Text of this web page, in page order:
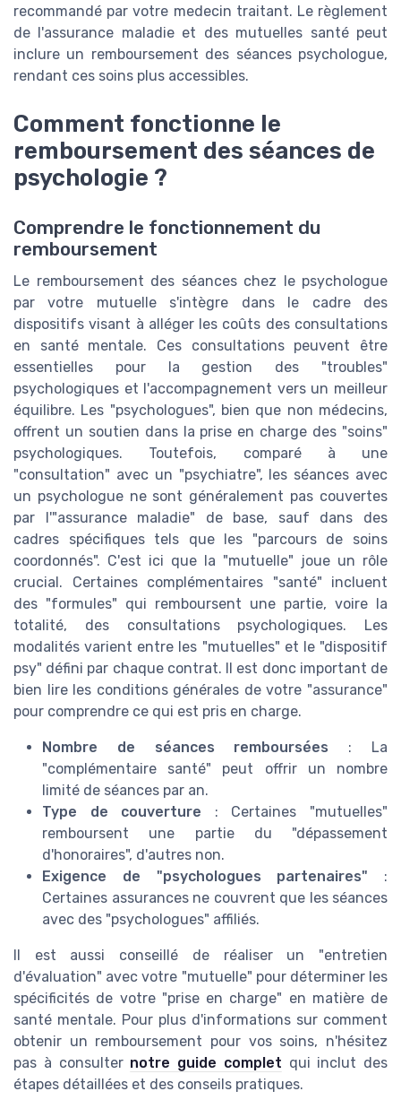
recommandé par votre medecin traitant. Le règlement
de l'assurance maladieet des mutuelles santépeut
inclure un remboursement des séances psychologue,
rendant ces soins plus accessibles.
Comment fonctionne le
remboursement des séances de
psychologie ?
Comprendre le fonctionnement du
remboursement
Le remboursement des séances chez le psychologue
par votre mutuelle s'intègre dans le cadre des
dispositifs visant à alléger les coûts des consultations
en santé mentale. Ces consultations peuvent être
essentielles pour la gestion des "troubles"
psychologiques et l'accompagnement vers un meilleur
équilibre. Les "psychologues", bien que non médecins,
offrent un soutien dans la prise en charge des "soins"
psychologiques. Toutefois, comparé à une
"consultation" avec un "psychiatre", les séances avec
un psychologue ne sont généralement pas couvertes
par l'"assurance maladie" de base, sauf dans des
cadres spécifiques tels que les "parcours de soins
coordonnés". C'est ici que la "mutuelle" joue un rôle
crucial. Certaines complémentaires "santé" incluent
des "formules" qui remboursent une partie, voire la
totalité, des consultations psychologiques. Les
modalités varient entre les "mutuelles" et le "dispositif
psy" défini par chaque contrat. Il est donc important de
bien lire les conditions générales de votre "assurance"
pour comprendre ce qui est pris en charge.
Nombre de séances remboursées : La
"complémentaire santé" peut offrir un nombre
limité de séances par an.
Type de couverture : Certaines "mutuelles"
remboursent une partie du "dépassement
d'honoraires", d'autres non.
Exigence de "psychologues partenaires" :
Certaines assurances ne couvrent que les séances
avec des "psychologues" affiliés.
Il est aussi conseillé de réaliser un "entretien
d'évaluation" avec votre "mutuelle" pour déterminer les
spécificités de votre "prise en charge" en matière de
santé mentale. Pour plus d'informations sur comment
obtenir un remboursement pour vos soins, n'hésitez
pas à consulter notre guide complet qui inclut des
étapes détaillées et des conseils pratiques.